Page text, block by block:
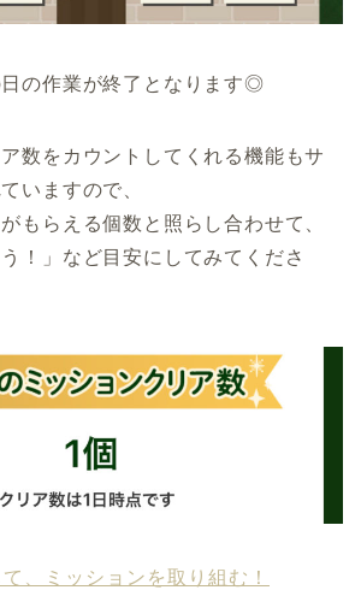
の作業が終了となります◎
数をカウントしてくれる機能もサ
いますので、
もらえる個数と照らし合わせて、
う！」など目安にしてみてくださ
、ミッションを取り組む！